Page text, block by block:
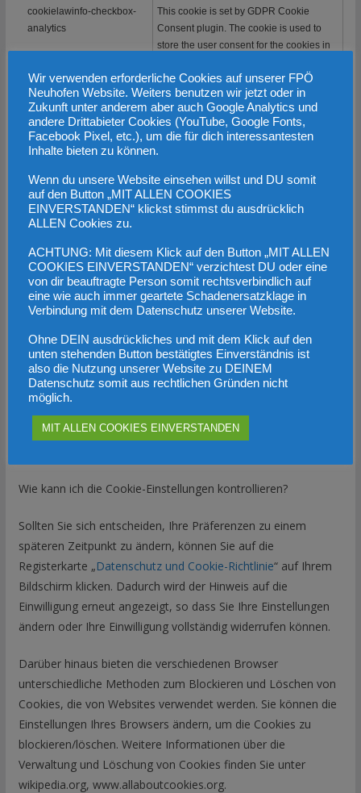
cookielawinfo-checkbox-
analytics
This cookie is set by GDPR Cookie
Consent plugin. The cookie is used to
store the user consent for the cookies in
cookielawinfo-checkbox-
functional
The cookie is set by GDPR cookie
consent to record the user consent for the
cookies in the category "Functional".
cookielawinfo-checkbox-
store the user consent for the cookies in
the category "Necessary".
cookielawinfo-checkbox-
store the user consent for the cookies in
the category "Other.
cookielawinfo-checkbox-
performance
This cookie is set by GDPR Cookie
Consent plugin. The cookie is used to
store the user consent for the cookies in
the category "Performance".
viewed_cookie_policy
The cookie is set by the GDPR Cookie
use of cookies. It does not store any
Wie kann ich die Cookie-Einstellungen kontrollieren?
Sollten Sie sich entscheiden, Ihre Präferenzen zu einem
späteren Zeitpunkt zu ändern, können Sie auf die
Registerkarte „Datenschutz und Cookie-Richtlinie“ auf Ihrem
Bildschirm klicken. Dadurch wird der Hinweis auf die
Einwilligung erneut angezeigt, so dass Sie Ihre Einstellungen
ändern oder Ihre Einwilligung vollständig widerrufen können.
Darüber hinaus bieten die verschiedenen Browser
unterschiedliche Methoden zum Blockieren und Löschen von
Cookies, die von Websites verwendet werden. Sie können die
Einstellungen Ihres Browsers ändern, um die Cookies zu
blockieren/löschen. Weitere Informationen über die
Verwaltung und Löschung von Cookies finden Sie unter
wikipedia.org, www.allaboutcookies.org.
Wir verwenden erforderliche Cookies auf unserer FPÖ
Neuhofen Website. Weiters benutzen wir jetzt oder in
Zukunft unter anderem aber auch Google Analytics und
andere Drittabieter Cookies (YouTube, Google Fonts,
Facebook Pixel, etc.), um die für dich interessantesten
Inhalte bieten zu können.
Wenn du unsere Website einsehen willst und DU somit
auf den Button „MIT ALLEN COOKIES
EINVERSTANDEN“ klickst stimmst du ausdrücklich
ALLEN Cookies zu.
ACHTUNG: Mit diesem Klick auf den Button „MIT ALLEN
COOKIES EINVERSTANDEN“ verzichtest DU oder eine
von dir beauftragte Person somit rechtsverbindlich auf
eine wie auch immer geartete Schadenersatzklage in
Verbindung mit dem Datenschutz unserer Website.
Ohne DEIN ausdrückliches und mit dem Klick auf den
unten stehenden Button bestätigtes Einverständnis ist
also die Nutzung unserer Website zu DEINEM
Datenschutz somit aus rechtlichen Gründen nicht
möglich.
MIT ALLEN COOKIES EINVERSTANDEN